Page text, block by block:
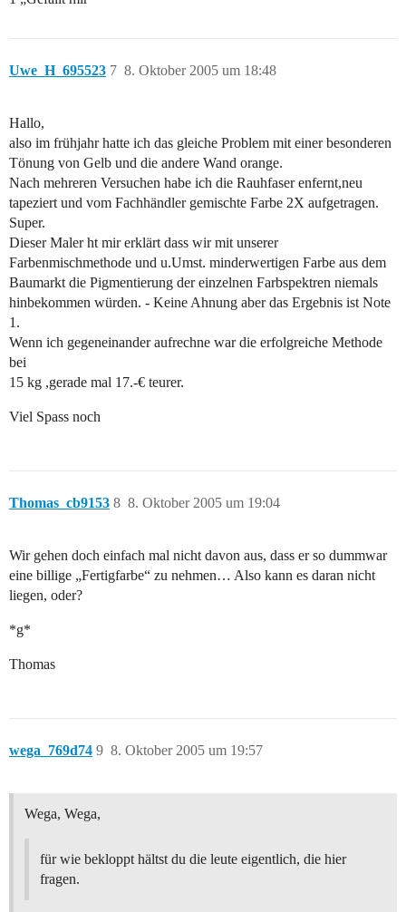
Uwe_H_695523 8. Oktober 2005 um 18:48
7
Hallo,
also im frühjahr hatte ich das gleiche Problem mit einer besonderen
Tönung von Gelb und die andere Wand orange.
Nach mehreren Versuchen habe ich die Rauhfaser enfernt,neu
tapeziert und vom Fachhändler gemischte Farbe 2X aufgetragen.
Super.
Dieser Maler ht mir erklärt dass wir mit unserer
Farbenmischmethode und u.Umst. minderwertigen Farbe aus dem
Baumarkt die Pigmentierung der einzelnen Farbspektren niemals
hinbekommen würden. - Keine Ahnung aber das Ergebnis ist Note
1.
Wenn ich gegeneinander aufrechne war die erfolgreiche Methode
bei
15 kg ,gerade mal 17.-€ teurer.
Viel Spass noch
Thomas_cb9153 8. Oktober 2005 um 19:04
8
Wir gehen doch einfach mal nicht davon aus, dass er so dummwar
eine billige „Fertigfarbe“ zu nehmen… Also kann es daran nicht
liegen, oder?
*g*
Thomas
wega_769d74 8. Oktober 2005 um 19:57
9
Wega, Wega,
für wie bekloppt hältst du die leute eigentlich, die hier
fragen.